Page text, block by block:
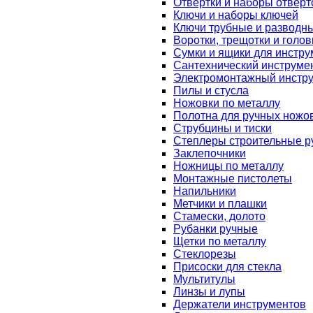
Отвертки и наборы
Ключи и наборы ключей
Ключи трубные и
Воротки, трещотки и
Сумки и ящики для
Сантехнический
Электромонтажный
Пилы и стусла
Ножовки по металлу
Полотна для ручных
Струбцины и тиски
Степлеры строительные
Заклепочники
Ножницы по металлу
Монтажные пистолеты
Напильники
Метчики и плашки
Стамески, долото
Рубанки ручные
Щетки по металлу
Стеклорезы
Присоски для стекла
Мультитулы
Линзы и лупы
Держатели инструментов